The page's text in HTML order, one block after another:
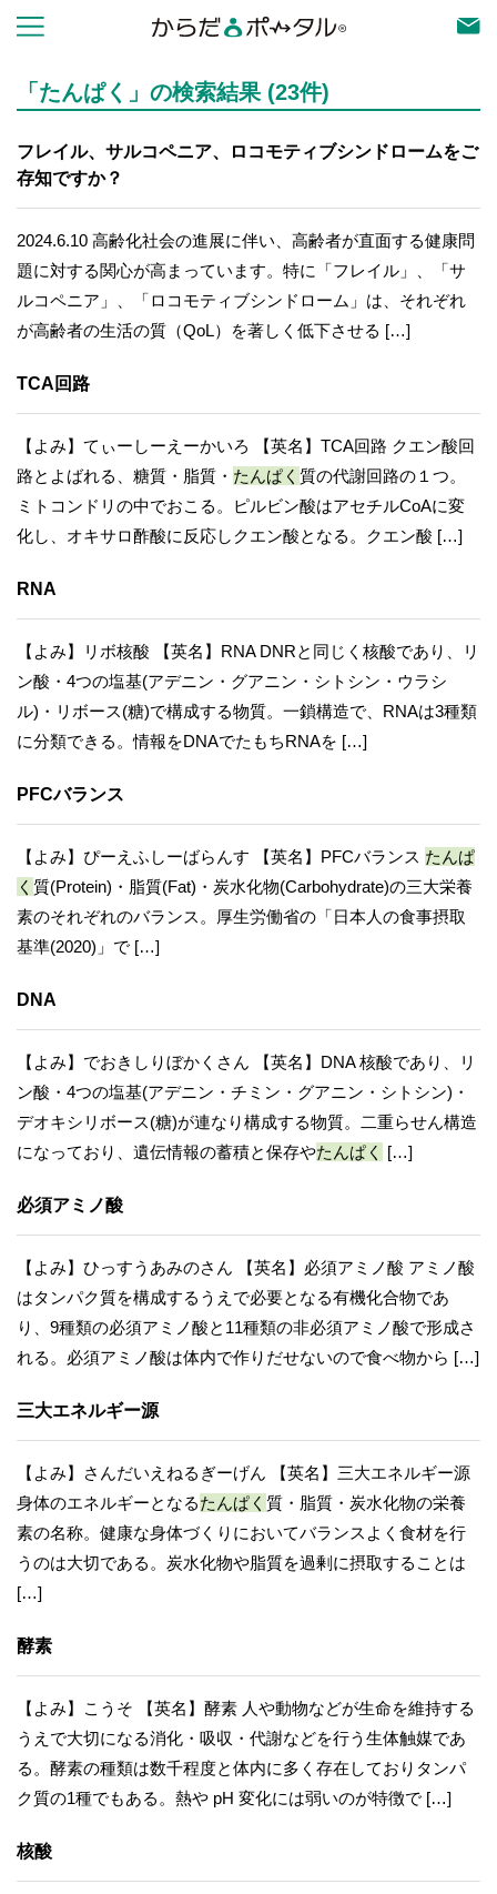
「たんぱく」の検索結果 (23件)
フレイル、サルコペニア、ロコモティブシンドロームをご
存知ですか？
2024.6.10 高齢化社会の進展に伴い、高齢者が直面する健康問
題に対する関心が高まっています。特に「フレイル」、「サ
ルコペニア」、「ロコモティブシンドローム」は、それぞれ
が高齢者の生活の質（QoL）を著しく低下させる […]
TCA回路
【よみ】てぃーしーえーかいろ 【英名】TCA回路 クエン酸回
路とよばれる、糖質・脂質・ たんぱく 質の代謝回路の１つ。
ミトコンドリの中でおこる。ピルビン酸はアセチルCoAに変
化し、オキサロ酢酸に反応しクエン酸となる。クエン酸 […]
RNA
【よみ】リボ核酸 【英名】RNA DNRと同じく核酸であり、リ
ン酸・4つの塩基(アデニン・グアニン・シトシン・ウラシ
ル)・リボース(糖)で構成する物質。一鎖構造で、RNAは3種類
に分類できる。情報をDNAでたもちRNAを […]
PFCバランス
【よみ】ぴーえふしーばらんす 【英名】PFCバランス たんぱ
く 質(Protein)・脂質(Fat)・炭水化物(Carbohydrate)の三大栄養
素のそれぞれのバランス。厚生労働省の「日本人の食事摂取
基準(2020)」で […]
DNA
【よみ】でおきしりぼかくさん 【英名】DNA 核酸であり、リ
ン酸・4つの塩基(アデニン・チミン・グアニン・シトシン)・
デオキシリボース(糖)が連なり構成する物質。二重らせん構造
になっており、遺伝情報の蓄積と保存やたんぱく […]
必須アミノ酸
【よみ】ひっすうあみのさん 【英名】必須アミノ酸 アミノ酸
はタンパク質を構成するうえで必要となる有機化合物であ
り、9種類の必須アミノ酸と11種類の非必須アミノ酸で形成さ
れる。必須アミノ酸は体内で作りだせないので食べ物から […]
三大エネルギー源
【よみ】さんだいえねるぎーげん 【英名】三大エネルギー源
身体のエネルギーとなるたんぱく 質・脂質・炭水化物の栄養
素の名称。健康な身体づくりにおいてバランスよく食材を行
うのは大切である。炭水化物や脂質を過剰に摂取することは
[…]
酵素
【よみ】こうそ 【英名】酵素 人や動物などが生命を維持する
うえで大切になる消化・吸収・代謝などを行う生体触媒であ
る。酵素の種類は数千程度と体内に多く存在しておりタンパ
ク質の1種でもある。熱や pH 変化には弱いのが特徴で […]
核酸